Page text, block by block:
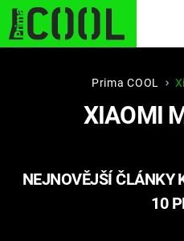
STARHOUSE BUFFY,
PLNEJ KOTEL
Prima COOL
XIAOMI
NEJNOVĚJŠÍ ČLÁNKY
10